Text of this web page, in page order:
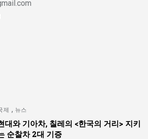
제 , 뉴스
대와 기아차, 칠레의 <한국의 거리> 지키
순찰차 2대 기증